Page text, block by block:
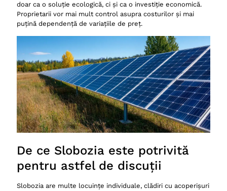
doar ca o soluție ecologică, ci și ca o investiție economică.
Proprietarii vor mai mult control asupra costurilor și mai
puțină dependență de variațiile de preț.
De ce Slobozia este potrivită
pentru astfel de discuții
Slobozia are multe locuințe individuale, clădiri cu acoperișuri